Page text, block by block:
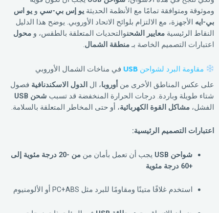
وموثوقة ومتوافقة تمامًا مع الأنظمة الحديثة يو إس بي-سي و يو اس
بي-ايه الأجهزة، مع الالتزام بلوائح الاتحاد الأوروبي. يوضح هذا الدليل
النقاط الرئيسية معايير الشحنوالتحديات المتعلقة بالطقس، و محول
اعتبارات التصميم الخاصة بـمنطقة الشمال.
مقاومة البرد لشواحن USB في مناخات الشمال الأوروبي
على عكس المناطق الأخرى من أوروبا، ال الدول الاسكندنافية فصول
شتاء طويلة وباردة. درجات الحرارة المنخفضة قد تسبب شحن USB
الفشل، مشاكل القوة الكهربائية، أو حتى المخاطر المتعلقة بالسلامة.
اعتبارات التصميم الرئيسية:
شواحن USB يجب أن تعمل بأمان من
من -20 درجة مئوية إلى
+60 درجة مئوية
استخدم غلافًا متينًا ومقاومًا للبرد مثل PC+ABS أو الألومنيوم